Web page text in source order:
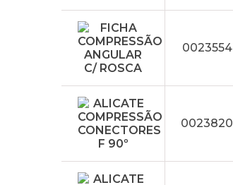
0023554
0023820